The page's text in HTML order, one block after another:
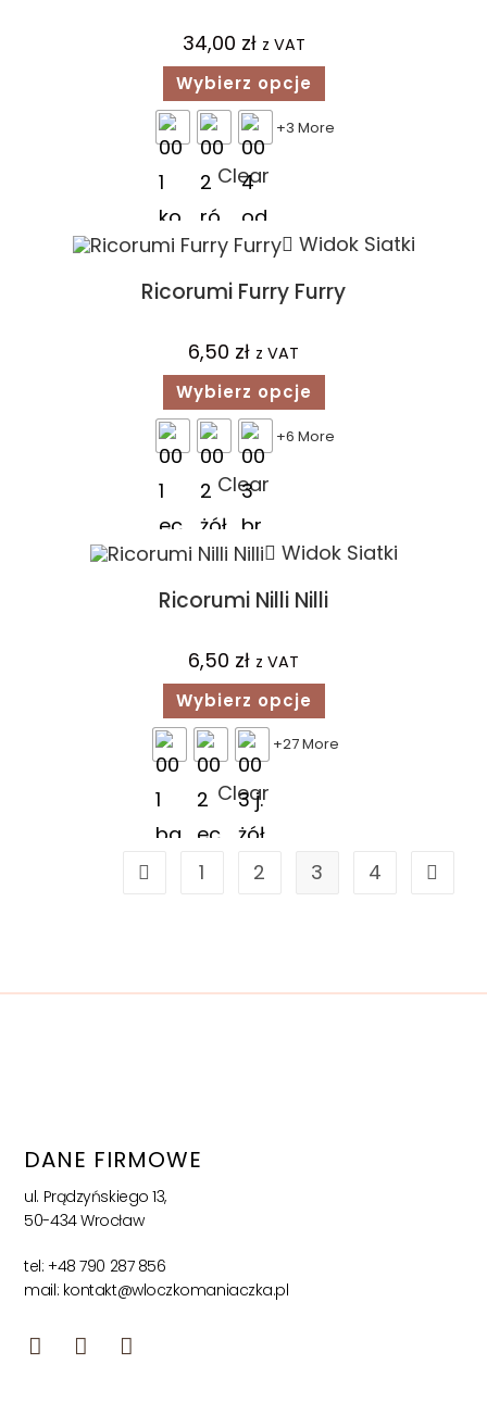
34,00 zł z VAT
Wybierz opcje
+3 More
Clear
Widok Siatki
Ricorumi Furry Furry
6,50 zł z VAT
Wybierz opcje
+6 More
Clear
Widok Siatki
Ricorumi Nilli Nilli
6,50 zł z VAT
Wybierz opcje
+27 More
Clear
1 2 3 4
DANE FIRMOWE
ul. Prądzyńskiego 13,
50-434 Wrocław
tel: +48 790 287 856
mail: kontakt@wloczkomaniaczka.pl